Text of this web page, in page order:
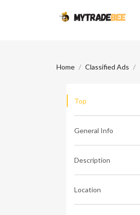
Home Classified Ads
Top
General Info
Description
Location